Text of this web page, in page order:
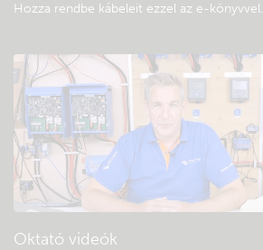
Hozza rendbe kábeleit ezzel az e-könyvvel.
Oktató videók